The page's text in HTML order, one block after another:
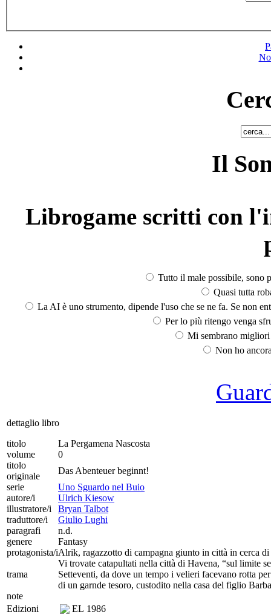
Il
Librogame scritti con
Tutto il male possibile, sono
Quasi tutta
La AI è uno strumento, dipende l'uso che se ne fa. Se non
Per lo più ritengo venga
Mi sembrano
Non ho
dettaglio libro
titolo
La Pergamena Nascosta
volume
0
titolo
originale
Das Abenteuer beginnt!
serie
Uno Sguardo nel Buio
autore/i
Ulrich Kiesow
illustratore/i
Bryan Talbot
traduttore/i
Giulio Lughi
paragrafi
n.d.
genere
Fantasy
protagonista/iAlrik, ragazzotto di campagna giunto in città in cerca
trama
Vi trovate catapultati nella città di Havena, “sul limite
Setteventi, da dove un tempo i velieri facevano rotta
di un garnde tesoro, custodito nella casa del figlio
note
Edizioni
EL 1986